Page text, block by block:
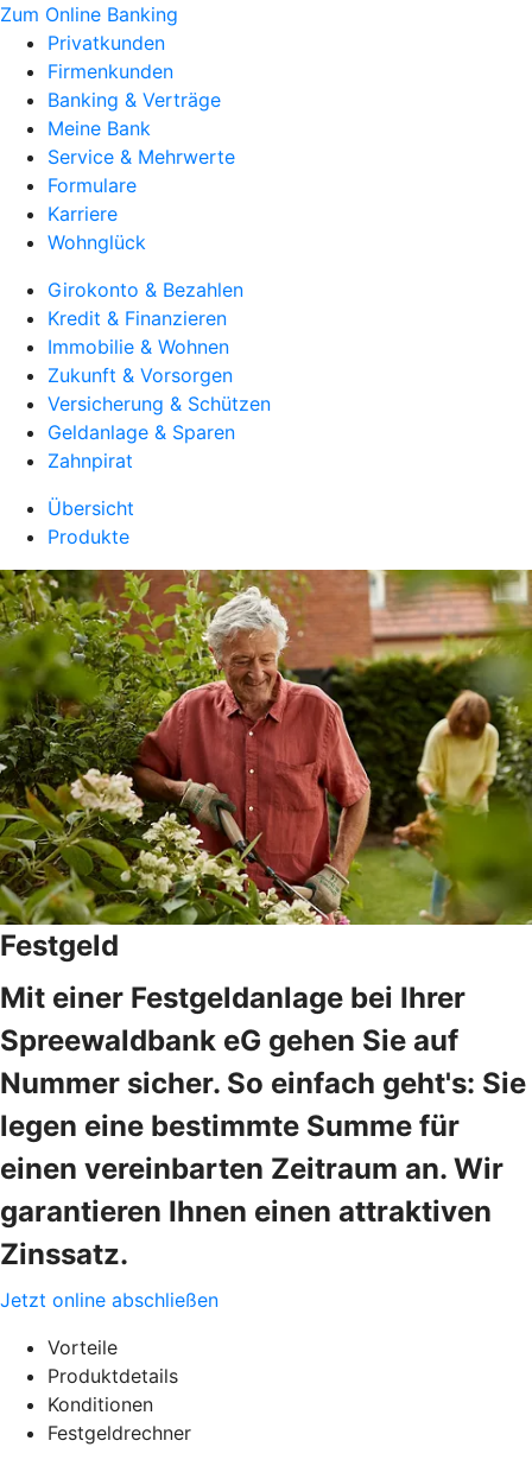
Zum Online Banking
Privatkunden
Firmenkunden
Banking & Verträge
Meine Bank
Service & Mehrwerte
Formulare
Karriere
Wohnglück
Girokonto & Bezahlen
Kredit & Finanzieren
Immobilie & Wohnen
Zukunft & Vorsorgen
Versicherung & Schützen
Geldanlage & Sparen
Zahnpirat
Übersicht
Produkte
Festgeld
Mit einer Festgeldanlage bei Ihrer
Spreewaldbank eG gehen Sie auf
Nummer sicher. So einfach geht's: Sie
legen eine bestimmte Summe für
einen vereinbarten Zeitraum an. Wir
garantieren Ihnen einen attraktiven
Zinssatz.
Jetzt online abschließen
Vorteile
Produktdetails
Konditionen
Festgeldrechner